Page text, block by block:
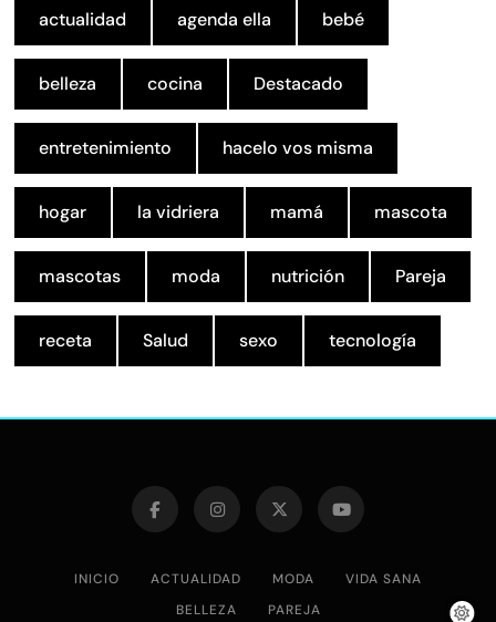
actualidad agenda ella bebé
belleza cocina Destacado
entretenimiento hacelo vos misma
hogar la vidriera mamá mascota
mascotas moda nutrición Pareja
receta Salud sexo tecnología
INICIO ACTUALIDAD MODA
VIDA SANA
BELLEZA
PAREJA